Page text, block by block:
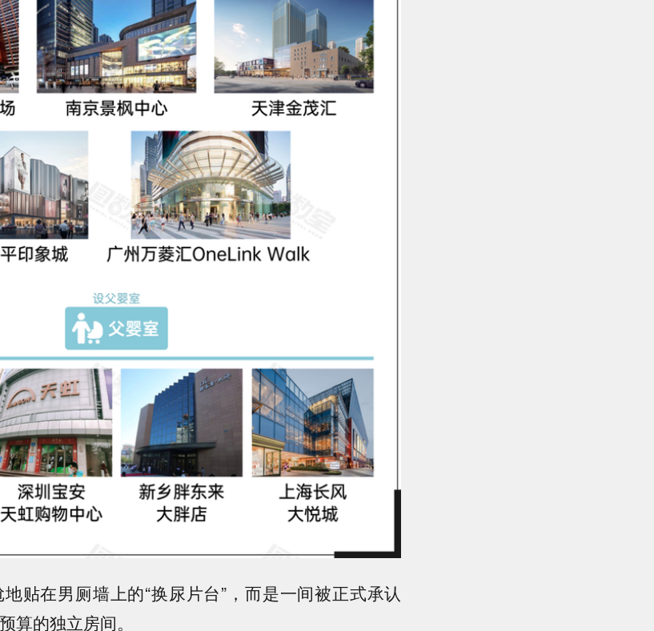
贴在男厕墙上的“换尿片台”， 而是一间被正式承认
算的独立房间。